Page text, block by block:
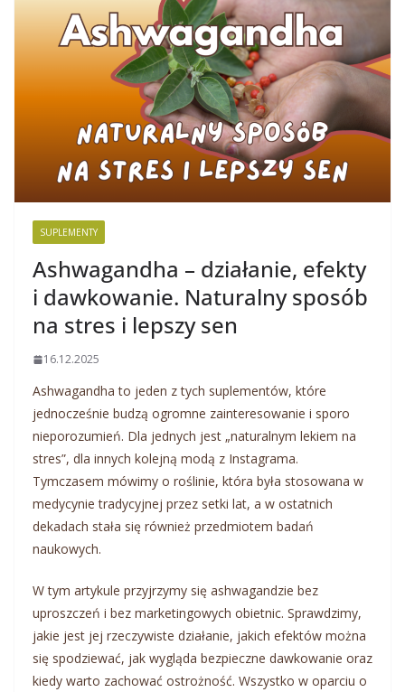
SUPLEMENTY
Ashwagandha – działanie, efekty
i dawkowanie. Naturalny sposób
na stres i lepszy sen
16.12.2025
Ashwagandha to jeden z tych suplementów, które
jednocześnie budzą ogromne zainteresowanie i sporo
nieporozumień. Dla jednych jest „naturalnym lekiem na
stres”, dla innych kolejną modą z Instagrama.
Tymczasem mówimy o roślinie, która była stosowana w
medycynie tradycyjnej przez setki lat, a w ostatnich
dekadach stała się również przedmiotem badań
naukowych.
W tym artykule przyjrzymy się ashwagandzie bez
uproszczeń i bez marketingowych obietnic. Sprawdzimy,
jakie jest jej rzeczywiste działanie, jakich efektów można
się spodziewać, jak wygląda bezpieczne dawkowanie oraz
kiedy warto zachować ostrożność. Wszystko w oparciu o